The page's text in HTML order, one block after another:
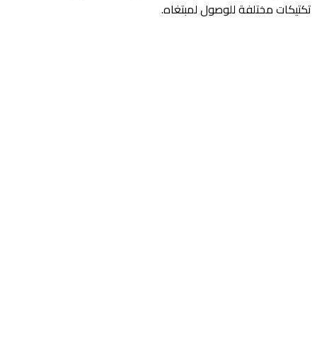
تكتيكات مختلفة للوصول لمبتغاه.